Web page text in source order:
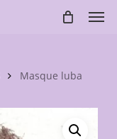
Masque luba